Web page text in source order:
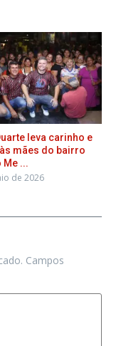
leva carinho e
mães do bairro
Me ...
de 2026
Campos